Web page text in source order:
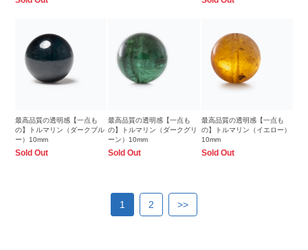
最高品質の透明感【一点も
の】トルマリン（ダークブル
ー）10mm
Sold Out
最高品質の透明感【一点も
の】トルマリン（ダークグリ
ーン）10mm
Sold Out
最高品質の透明感【一点も
の】トルマリン（イエロー）
10mm
Sold Out
1 2 >>